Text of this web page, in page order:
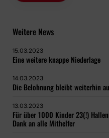
Weitere News
15.03.2023
Eine weitere knappe Niederlage
14.03.2023
Die Belohnung bleibt weiterhin
13.03.2023
Für über 1000 Kinder 23(!)
Dank an alle Mithelfer